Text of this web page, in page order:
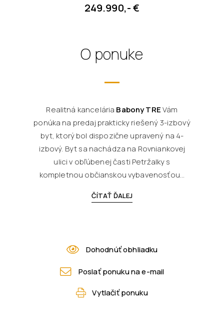
249.990,- €
O ponuke
Realitná kancelária Babony TREVám
ponúka na predaj prakticky riešený 3-izbový
byt, ktorý bol dispozične upravený na 4-
izbový. Byt sa nachádza na Rovniankovej
ulici v obľúbenej časti Petržalky s
kompletnou občianskou vybavenosťou...
ČÍTAŤ ĎALEJ
Dohodnúť obhliadku
Poslať ponuku na e-mail
Vytlačiť ponuku